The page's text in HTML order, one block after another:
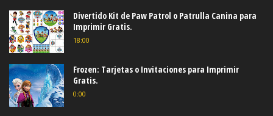
Divertido Kit de Paw Patrol o Patrulla Canina para
Imprimir Gratis.
18:00
Frozen: Tarjetas o Invitaciones para Imprimir
Gratis.
0:00